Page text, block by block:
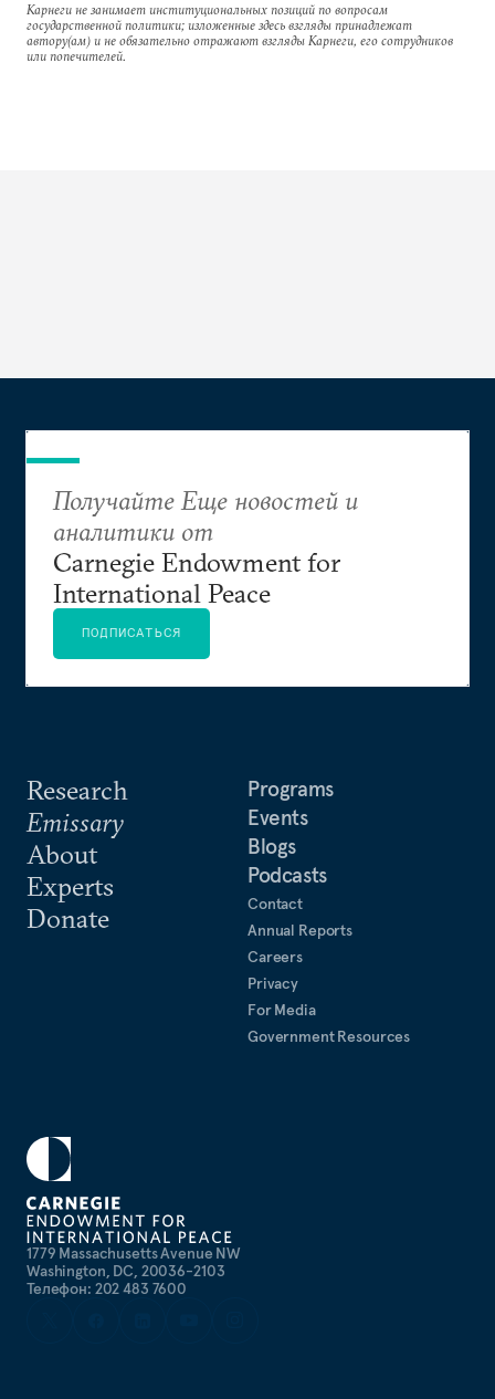
Карнеги не занимает институциональных позиций по вопросам
государственной политики; изложенные здесь взгляды принадлежат
автору(ам) и не обязательно отражают взгляды Карнеги, его сотрудников
или попечителей.
1779 Massachusetts Avenue NW
Washington, DC, 20036-2103
Телефон: 202 483 7600
Research
Emissary
About
Experts
Donate
Programs
Events
Blogs
Podcasts
Contact
Annual Reports
Careers
Privacy
For Media
Government Resources
Получайте Еще новостей и
аналитики от
Carnegie Endowment for
International Peace
ПОДПИСАТЬСЯ